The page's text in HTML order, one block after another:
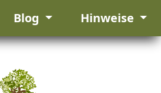
Blog Hinweise